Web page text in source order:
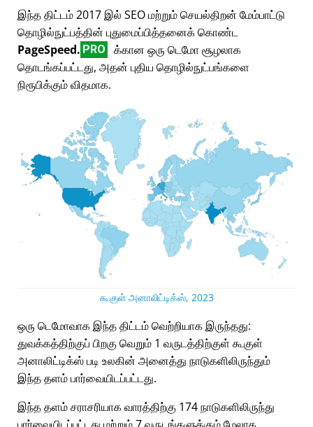
இந்த திட்டம் 2017 இல் SEO மற்றும் செயல்திறன் மேம்பாட்டு
தொழில்நுட்பத்தின் புதுமைப்பித்தனைக் கொண்ட
PageSpeed. PRO
க்கான ஒரு டெமோ சூழலாக
தொடங்கப்பட்டது, அதன் புதிய தொழில்நுட்பங்களை
நிரூபிக்கும் விதமாக.
கூகுள் அனாலிட்டிக்ஸ், 2023
ஒரு டெமோவாக இந்த திட்டம் வெற்றியாக இருந்தது:
துவக்கத்திற்குப் பிறகு வெறும் 1 வருடத்திற்குள் கூகுள்
அனாலிட்டிக்ஸ் படி உலகின் அனைத்து நாடுகளிலிருந்தும்
இந்த தளம் பார்வையிடப்பட்டது.
இந்த தளம் சராசரியாக வாரத்திற்கு 174 நாடுகளிலிருந்து